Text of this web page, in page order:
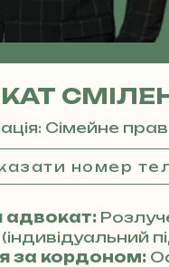
Сімейне
номер
адвокат:
за кордоном: